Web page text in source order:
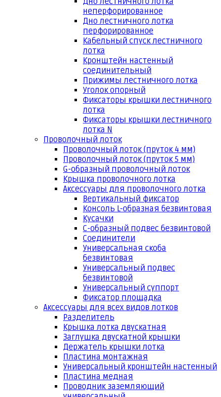
неперфорированное
Дно лестничного лотка
перфорированное
Кабельный спуск лестничного
лотка
Кронштейн настенный
соединительный
Прижимы лестничного лотка
Уголок опорный
Фиксаторы крышки лестничного
лотка
Фиксаторы крышки лестничного
лотка N
Проволочный лоток
Проволочный лоток (пруток 4 мм)
Проволочный лоток (пруток 5 мм)
G-образный проволочный лоток
Крышка проволочного лотка
Аксессуары для проволочного лотка
Вертикальный фиксатор
Консоль L-образная безвинтовая
Кусачки
С-образный подвес безвинтовой
Соединители
Универсальная скоба
безвинтовая
Универсальный подвес
безвинтовой
Универсальный суппорт
Фиксатор площадка
Аксессуары для всех видов лотков
Разделитель
Крышка лотка двускатная
Заглушка двускатной крышки
Держатель крышки лотка
Пластина монтажная
Универсальный кронштейн настенный
Пластина медная
Проводник заземляющий